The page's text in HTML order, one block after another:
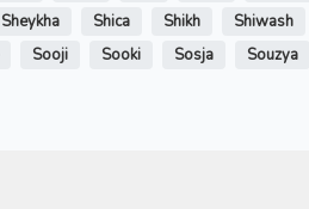
Sheykha Shica Shikh Shiwash
Sooji Sooki Sosja Souzya